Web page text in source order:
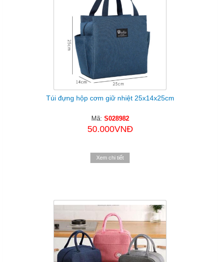
Túi đựng hộp cơm giữ nhiệt 25x14x25cm
Mã: S028982
50.000VNĐ
Xem chi tiết